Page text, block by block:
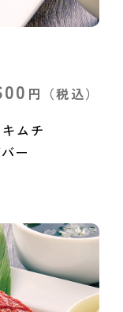
円 （税込）
ムチ
ー